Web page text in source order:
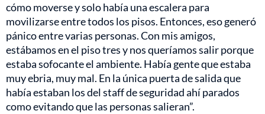
cómo moverse y solo había una escalera para
movilizarse entre todos los pisos. Entonces, eso generó
pánico entre varias personas. Con mis amigos,
estábamos en el piso tres y nos queríamos salir porque
estaba sofocante el ambiente. Había gente que estaba
muy ebria, muy mal. En la única puerta de salida que
había estaban los del staff de seguridad ahí parados
como evitando que las personas salieran”.